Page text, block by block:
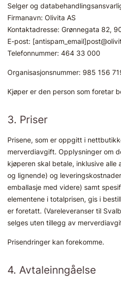
Selger og
Firmanavn: Olivita AS
Kontaktadresse: Grønnegata 82,
E-post:
Telefonnummer: 464 33 000
Organisasjonsnummer: 985 156
Kjøper er den person som foretar
3. Priser
Prisene, som er oppgitt i
merverdiavgift. Opplysninger om
kjøperen skal betale, inklusive
og lignende) og
emballasje med videre) samt
elementene i totalprisen, gis i
er foretatt. (Vareleveranser til
selges uten tillegg av
Prisendringer kan forekomme.
4. Avtaleinngåelse